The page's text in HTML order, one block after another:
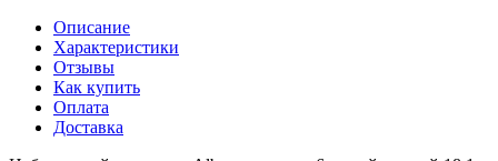
Описание
Характеристики
Отзывы
Как купить
Оплата
Доставка